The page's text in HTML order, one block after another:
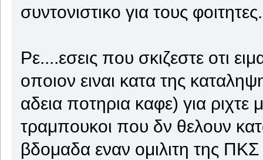
συντονιστικο για τους φοιτητες.
Ρε....εσεις που σκιζεστε οτι
οποιον ειναι κατα της
αδεια ποτηρια καφε) για ριχτε
τραμπουκοι που δν θελουν
βδομαδα εναν ομιλιτη της